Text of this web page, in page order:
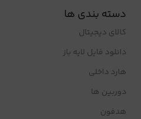
دسته بندی ها
کالای دیجیتال
دانلود فایل لایه باز
هارد داخلی
دوربین ها
هدفون